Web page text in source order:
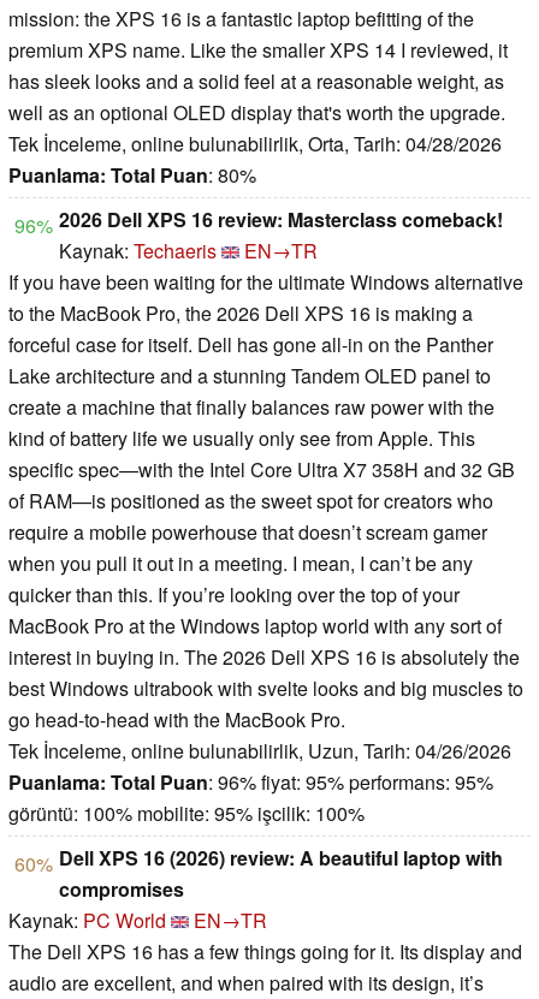
mission: the XPS 16 is a fantastic laptop befitting of the
premium XPS name. Like the smaller XPS 14 I reviewed, it
has sleek looks and a solid feel at a reasonable weight, as
well as an optional OLED display that's worth the upgrade.
Tek İnceleme, online bulunabilirlik, Orta, Tarih: 04/28/2026
Puanlama: Total Puan: 80%
96% 2026 Dell XPS 16 review: Masterclass comeback!
Kaynak: Techaeris
EN→TR
If you have been waiting for the ultimate Windows alternative
to the MacBook Pro, the 2026 Dell XPS 16 is making a
forceful case for itself. Dell has gone all-in on the Panther
Lake architecture and a stunning Tandem OLED panel to
create a machine that finally balances raw power with the
kind of battery life we usually only see from Apple. This
specific spec—with the Intel Core Ultra X7 358H and 32 GB
of RAM—is positioned as the sweet spot for creators who
require a mobile powerhouse that doesn’t scream gamer
when you pull it out in a meeting. I mean, I can’t be any
quicker than this. If you’re looking over the top of your
MacBook Pro at the Windows laptop world with any sort of
interest in buying in. The 2026 Dell XPS 16 is absolutely the
best Windows ultrabook with svelte looks and big muscles to
go head-to-head with the MacBook Pro.
Tek İnceleme, online bulunabilirlik, Uzun, Tarih: 04/26/2026
Puanlama: Total Puan: 96% fiyat: 95% performans: 95%
görüntü: 100% mobilite: 95% işcilik: 100%
60% Dell XPS 16 (2026) review: A beautiful laptop with
compromises
Kaynak: PC World
EN→TR
The Dell XPS 16 has a few things going for it. Its display and
audio are excellent, and when paired with its design, it’s